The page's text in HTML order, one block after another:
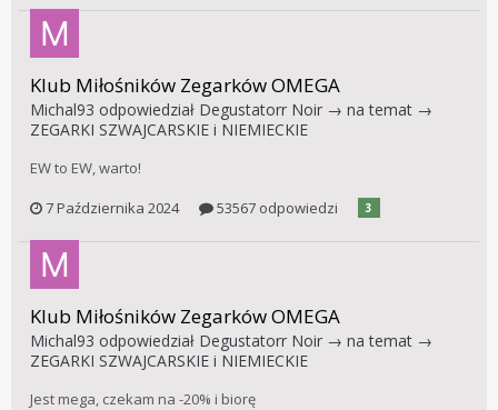
Klub Miłośników Zegarków OMEGA
Michal93 odpowiedział Degustatorr Noir → na temat →
ZEGARKI SZWAJCARSKIE i NIEMIECKIE
EW to EW, warto!
7 Października 2024
53567 odpowiedzi 3
Klub Miłośników Zegarków OMEGA
Michal93 odpowiedział Degustatorr Noir → na temat →
ZEGARKI SZWAJCARSKIE i NIEMIECKIE
Jest mega, czekam na -20% i biorę